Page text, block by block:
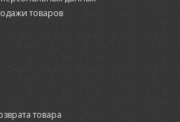
товаров
товара